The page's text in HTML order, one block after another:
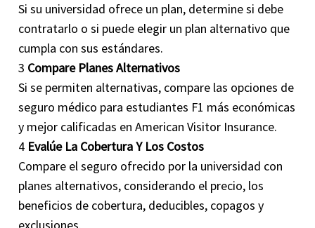
Si su universidad ofrece un plan, determine si debe
contratarlo o si puede elegir un plan alternativo que
cumpla con sus estándares.
3 Compare Planes Alternativos
Si se permiten alternativas, compare las opciones de
seguro médico para estudiantes F1 más económicas
y mejor calificadas en American Visitor Insurance.
4 Evalúe La Cobertura Y Los Costos
Compare el seguro ofrecido por la universidad con
planes alternativos, considerando el precio, los
beneficios de cobertura, deducibles, copagos y